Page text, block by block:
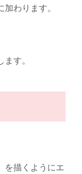
わります。
す。
を描くようにエ